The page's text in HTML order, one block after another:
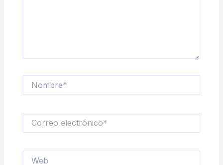
electrónico*